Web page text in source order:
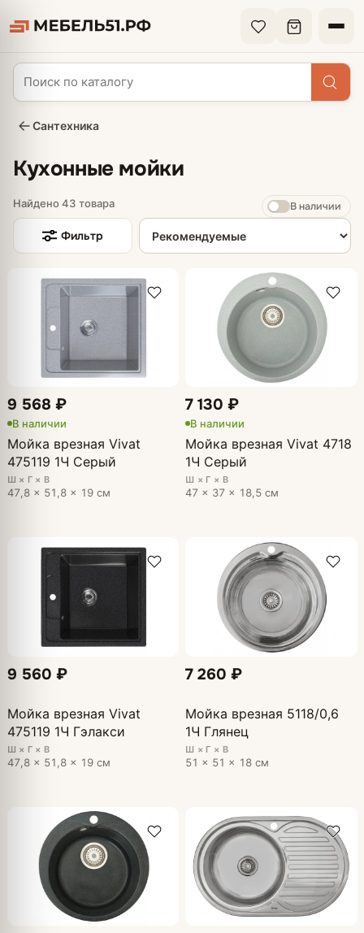
Сантехника
Кухонные мойки
Найдено 43 товара В наличии
Фильтр
Сортировка товаров
9 568 ₽
В наличии
Мойка врезная Vivat
475119 1Ч Серый
Ш × Г × В
47,8 × 51,8 × 19 см
7 130 ₽
В наличии
Мойка врезная Vivat 4718
1Ч Серый
Ш × Г × В
47 × 37 × 18,5 см
9 560 ₽
Мойка врезная Vivat
475119 1Ч Гэлакси
Ш × Г × В
47,8 × 51,8 × 19 см
7 260 ₽
Мойка врезная 5118/0,6
1Ч Глянец
Ш × Г × В
51 × 51 × 18 см